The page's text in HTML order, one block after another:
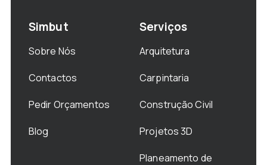
Simbut
Sobre Nós
Contactos
Pedir Orçamentos
Blog
Serviços
Arquitetura
Carpintaria
Construção Civil
Projetos 3D
Planeamento de